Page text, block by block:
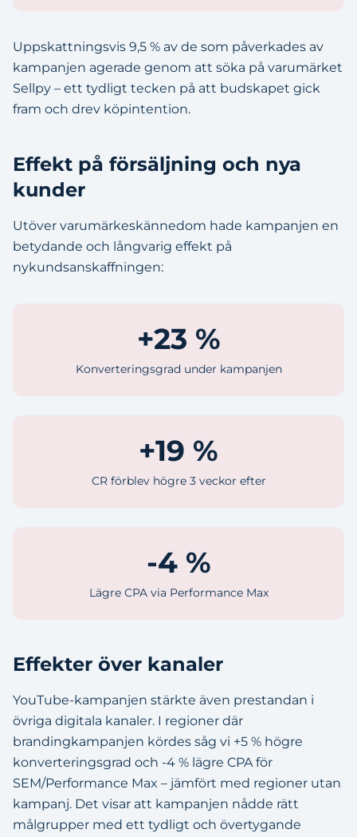
Uppskattningsvis 9,5 % av de som påverkades av
kampanjen agerade genom att söka på varumärket
Sellpy – ett tydligt tecken på att budskapet gick
fram och drev köpintention.
Effekt på försäljning och nya
kunder
Utöver varumärkeskännedom hade kampanjen en
betydande och långvarig effekt på
nykundsanskaffningen:
+23 %
Konverteringsgrad under kampanjen
+19 %
CR förblev högre 3 veckor efter
-4 %
Lägre CPA via Performance Max
Effekter över kanaler
YouTube-kampanjen stärkte även prestandan i
övriga digitala kanaler. I regioner där
brandingkampanjen kördes såg vi +5 % högre
konverteringsgrad och -4 % lägre CPA för
SEM/Performance Max – jämfört med regioner utan
kampanj. Det visar att kampanjen nådde rätt
målgrupper med ett tydligt och övertygande